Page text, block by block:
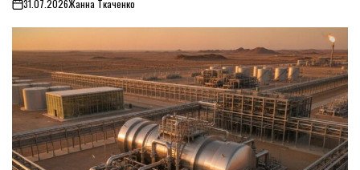
on31.07.2026Жанна Ткаченко